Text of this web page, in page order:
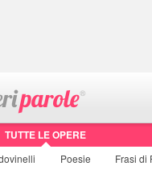
TUTTE LE OPERE
Poesie Frasi di